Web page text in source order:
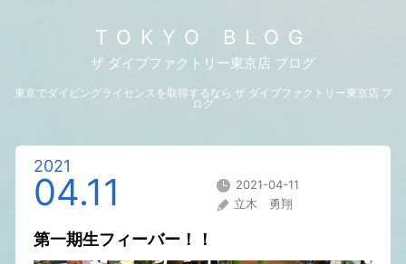
TOKYO BLOG
ザ ダイブファクトリー東京店 ブログ
東京でダイビングライセンスを取得するなら ザ ダイブファクトリー東京店 ブ
ログ
2021
04.11
2021-04-11
立木 勇翔
第一期生フィーバー！！